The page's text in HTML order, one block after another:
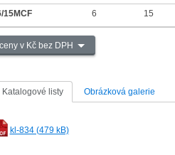
15MCF 6 15
ceny v Kč bez DPH
Katalogové listy Obrázková galerie
kl-834 (479 kB)